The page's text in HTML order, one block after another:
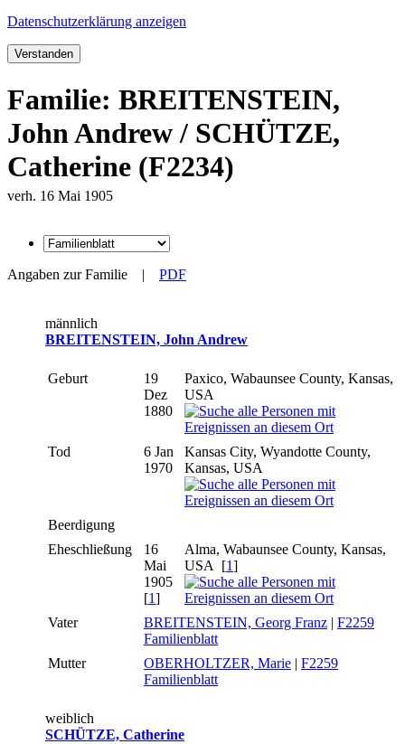
Datenschutzerklärung anzeigen
Verstanden
Familie: BREITENSTEIN,
John Andrew / SCHÜTZE,
Catherine (F2234)
verh. 16 Mai 1905
Angaben zur Familie | PDF
männlich
BREITENSTEIN, John Andrew
Geburt
19
Dez
1880
Paxico, Wabaunsee County, Kansas,
USA
Tod
6 Jan
1970
Kansas City, Wyandotte County,
Kansas, USA
Beerdigung
Eheschließung
16
Mai
1905
[1]
Alma, Wabaunsee County, Kansas,
USA [1]
Vater BREITENSTEIN, Georg Franz | F2259
Familienblatt
Mutter
OBERHOLTZER, Marie | F2259
Familienblatt
weiblich
SCHÜTZE, Catherine